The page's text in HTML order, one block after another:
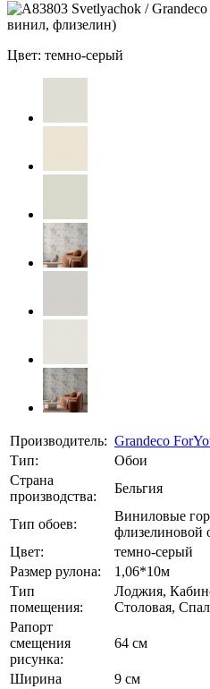
Цвет: темно-серый
Производитель: Grandeco
Тип:
Обои
Страна
производства:
Бельгия
Тип обоев:
Виниловые
флизелиновой
Цвет:
темно-серый
Размер рулона:
1,06*10м
Тип
помещения:
Лоджия,
Столовая,
Рапорт
смещения
рисунка:
64 см
Ширина
9 см